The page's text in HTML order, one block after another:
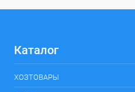
Каталог
ХОЗТОВАРЫ